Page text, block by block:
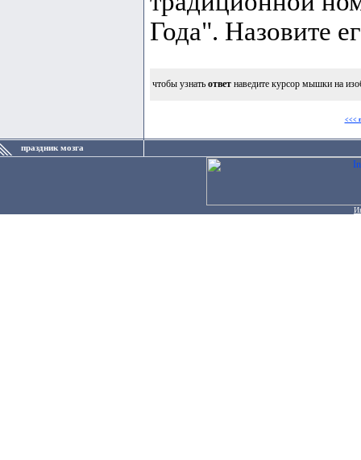
Года". Назовите
чтобы узнать ответ наведите курсор мышки на
<<<
праздник мозга